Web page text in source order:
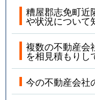
糟屋郡志免町近
や状況について
複数の不動産会
を相見積もりし
今の不動産会社